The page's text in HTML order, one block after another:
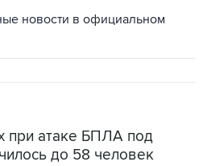
новости в официальном
при атаке БПЛА под
до 58 человек